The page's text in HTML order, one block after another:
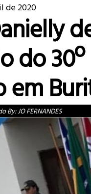
de 2020
do 30º
em
By:JO FERNANDES